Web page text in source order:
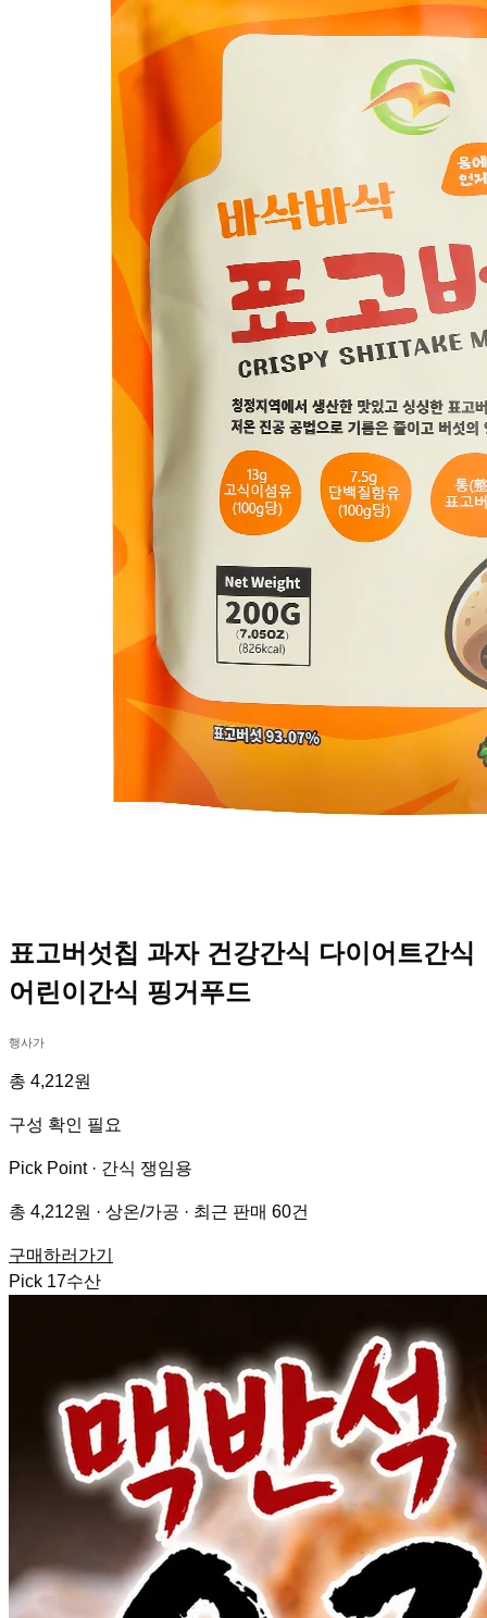
표고버섯칩 과자 건강간식 다이어트간식
어린이간식 핑거푸드
행사가
총 4,212원
구성 확인 필요
Pick Point · 간식 쟁임용
총 4,212원 · 상온/가공 · 최근 판매 60건
구매하러가기
Pick 17수산